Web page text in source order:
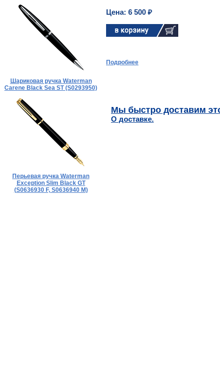
Шариковая ручка Waterman
Carene Black Sea ST (S0293950)
Перьевая ручка Waterman
Exception Slim Black GT
(S0636930 F, S0636940 M)
Цена: 6 500 ₽
Подробнее
Мы быстро доставим
О доставке.